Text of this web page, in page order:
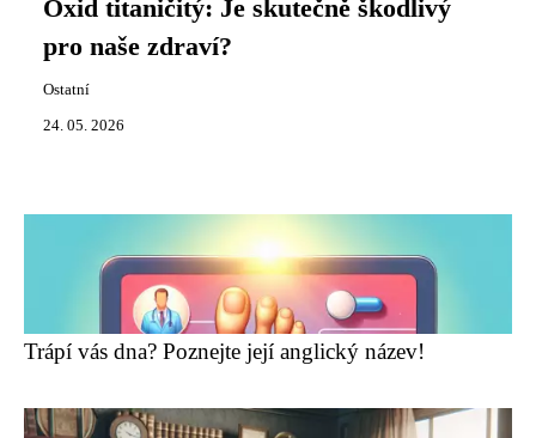
Oxid titaničitý: Je skutečně škodlivý
pro naše zdraví?
Ostatní
24. 05. 2026
Trápí vás dna? Poznejte její anglický název!